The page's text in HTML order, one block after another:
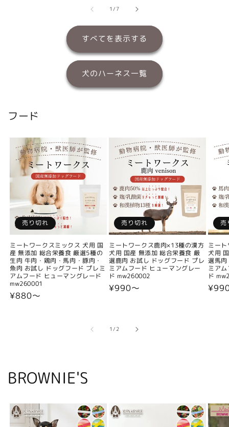
1/の
7
すべてを表示する
犬のハーネス一覧
フード
売り切れ
ミートワークスミックス 犬用 国
産 無添加 総合栄養食 厳選5種の
生肉 牛肉・鶏肉・馬肉・豚肉・
魚肉 お試し ドッグフード プレミ
アムフード ヒューマングレード
mw260001
通
¥880〜
売り切れ
ミートワークス鹿肉×13種の漢方
犬用 国産 無添加 総合栄養食 厳
選鹿肉 お試し ドッグフード プレ
ミアムフード ヒューマングレー
ド mw260002
通
¥990〜
売
ミー
犬用
選馬
ミア
ド
通
1/の
2
BROWNIE'S